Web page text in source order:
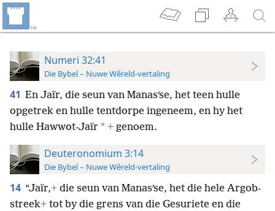
Numeri 32:41
Die Bybel – Nuwe Wêreld-vertaling
41 En Jaïr, die seun van Manasʹse, het teen hulle
opgetrek en hulle tentdorpe ingeneem, en hy het
hulle Hawwot-Jaïr * + genoem.
Deuteronomium 3:14
Die Bybel – Nuwe Wêreld-vertaling
14 “Jaïr,+ die seun van Manasʹse, het die hele Argob-
streek+ tot by die grens van die Gesuriete en die